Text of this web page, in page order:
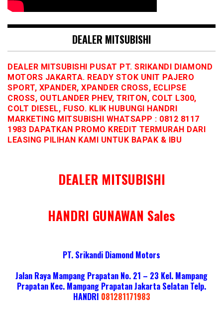
DEALER MITSUBISHI
DEALER MITSUBISHI PUSAT PT. SRIKANDI DIAMOND
MOTORS JAKARTA. READY STOK UNIT PAJERO
SPORT, XPANDER, XPANDER CROSS, ECLIPSE
CROSS, OUTLANDER PHEV, TRITON, COLT L300,
COLT DIESEL, FUSO. KLIK HUBUNGI HANDRI
MARKETING MITSUBISHI WHATSAPP : 0812 8117
1983 DAPATKAN PROMO KREDIT TERMURAH DARI
LEASING PILIHAN KAMI UNTUK BAPAK & IBU
DEALER MITSUBISHI
HANDRI GUNAWAN Sales
PT. Srikandi Diamond Motors
Jalan Raya Mampang Prapatan No. 21 – 23 Kel. Mampang
Prapatan Kec. Mampang Prapatan Jakarta Selatan Telp.
HANDRI 081281171983